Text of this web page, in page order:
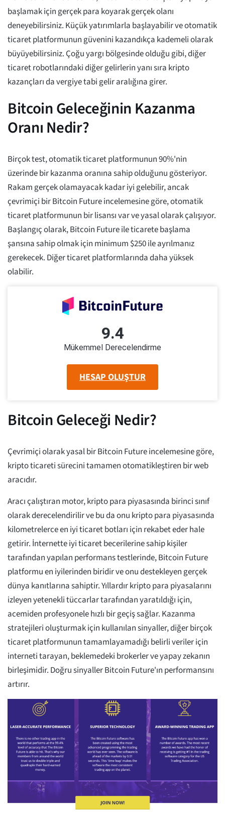
başlamak için gerçek para koyarak gerçek olanı
deneyebilirsiniz. Küçük yatırımlarla başlayabilir ve otomatik
ticaret platformunun güvenini kazandıkça kademeli olarak
büyüyebilirsiniz. Çoğu yargı bölgesinde olduğu gibi, diğer
ticaret robotlarındaki diğer gelirlerin yanı sıra kripto
kazançları da vergiye tabi gelir aralığına girer.
Bitcoin Geleceğinin Kazanma
Oranı Nedir?
Birçok test, otomatik ticaret platformunun 90%'nin
üzerinde bir kazanma oranına sahip olduğunu gösteriyor.
Rakam gerçek olamayacak kadar iyi gelebilir, ancak
çevrimiçi bir Bitcoin Future incelemesine göre, otomatik
ticaret platformunun bir lisansı var ve yasal olarak çalışıyor.
Başlangıç olarak, Bitcoin Future ile ticarete başlama
şansına sahip olmak için minimum $250 ile ayrılmanız
gerekecek. Diğer ticaret platformlarında daha yüksek
olabilir.
9.4
Mükemmel Derecelendirme
HESAP OLUŞTUR
Bitcoin Geleceği Nedir?
Çevrimiçi olarak yasal bir Bitcoin Future incelemesine göre,
kripto ticareti sürecini tamamen otomatikleştiren bir web
aracıdır.
Aracı çalıştıran motor, kripto para piyasasında birinci sınıf
olarak derecelendirilir ve bu da onu kripto para piyasasında
kilometrelerce en iyi ticaret botları için rekabet eder hale
getirir. İnternette iyi ticaret becerilerine sahip kişiler
tarafından yapılan performans testlerinde, Bitcoin Future
platformu en iyilerinden biridir ve onu destekleyen gerçek
dünya kanıtlarına sahiptir. Yıllardır kripto para piyasalarını
izleyen yetenekli tüccarlar tarafından yaratıldığı için,
acemiden profesyonele hızlı bir geçiş sağlar. Kazanma
stratejileri oluşturmak için kullanılan sinyaller, diğer birçok
ticaret platformunun tamamlayamadığı belirli veriler için
interneti tarayan, beklemedeki brokerler ve yapay zekanın
birleşimidir. Doğru sinyaller Bitcoin Future'ın performansını
artırır.